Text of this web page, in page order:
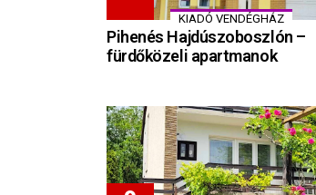
KIADÓ VENDÉGHÁZ
Pihenés Hajdúszoboszlón –
fürdőközeli apartmanok